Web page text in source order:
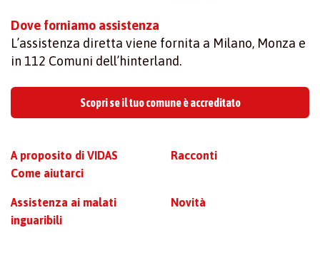
Dove forniamo assistenza
L’assistenza diretta viene fornita a Milano, Monza e
in 112 Comuni dell’hinterland.
Scopri se il tuo comune è accreditato
A proposito di VIDAS
Come aiutarci
Assistenza ai malati
inguaribili
Racconti
Novità